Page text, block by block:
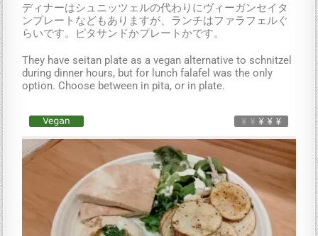
ディナーはシュニッツェルの代わりにヴィーガンセイタ
ンプレートなどもありますが、ランチはファラフェルぐ
らいです。ピタサンドかプレートかです。
They have seitan plate as a vegan alternative to schnitzel
during dinner hours, but for lunch falafel was the only
option. Choose between in pita, or in plate.